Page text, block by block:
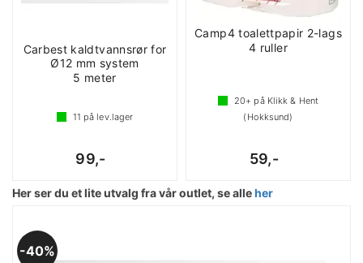
Carbest kaldtvannsrør for
Ø12 mm system
5 meter
11 på lev.lager
99,-
Camp4 toalettpapir 2-lags
4 ruller
20+ på Klikk & Hent
(Hokksund)
59,-
Her ser du et lite utvalg fra vår outlet, se alleher
40%